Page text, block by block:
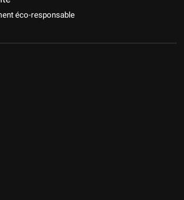
éco-responsable